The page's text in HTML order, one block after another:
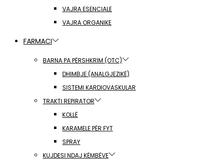
VAJRA ESENCIALE
VAJRA ORGANIKE
FARMACI
BARNA PA PËRSHKRIM (OTC)
DHIMBJE (ANALGJEZIKË)
SISTEMI KARDIOVASKULAR
TRAKTI REPIRATOR
KOLLË
KARAMELE PËR FYT
SPRAY
KUJDESI NDAJ KËMBËVE